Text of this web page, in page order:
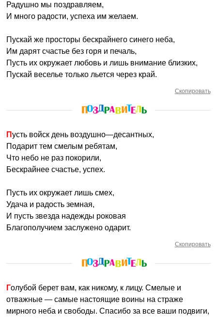
Радушно мы поздравляем,
И много радости, успеха им желаем.
Пускай же просторы бескрайнего синего неба,
Им дарят счастье без горя и печаль,
Пусть их окружает любовь и лишь внимание близких,
Пускай веселье только льется через край.
Скопировать
Пусть войск день воздушно—десантных,
Подарит тем смелым ребятам,
Что небо не раз покорили,
Бескрайнее счастье, успех.
Пусть их окружает лишь смех,
Удача и радость земная,
И пусть звезда надежды роковая
Благополучием заслужено одарит.
Скопировать
Голубой берет вам, как никому, к лицу. Смелые и
отважные — самые настоящие воины на страже
мирного неба и свободы. Спасибо за все ваши подвиги,